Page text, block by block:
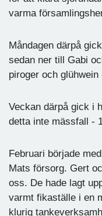
varma
Måndagen därpå
sedan ner till Gabi
piroger och
Veckan därpå gick i
detta inte mässfall -
Februari började
Mats försorg. Gert
oss. De hade lagt
varmt fikaställe i en
klurig